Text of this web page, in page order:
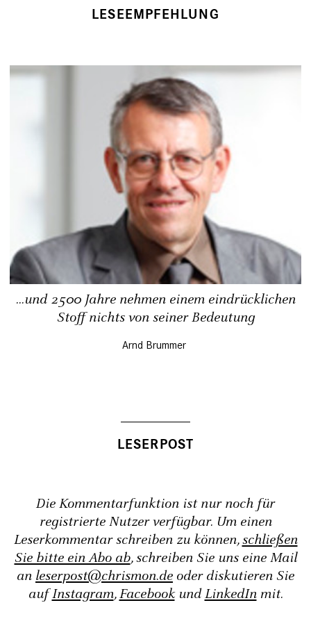
LESEEMPFEHLUNG
...und 2500 Jahre nehmen einem eindrücklichen
Stoff nichts von seiner Bedeutung
Arnd Brummer
Die Kommentarfunktion ist nur noch für
registrierte Nutzer verfügbar. Um einen
Leserkommentar schreiben zu können,schließen
Sie bitte ein Abo ab, schreiben Sie uns eine Mail
an leserpost@chrismon.de oder diskutieren Sie
aufInstagram,FacebookundLinkedInmit.